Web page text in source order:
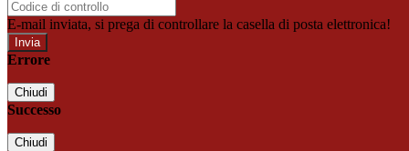
E-mail inviata, si prega di controllare la casella di posta elettronica!
Errore
Chiudi
Successo
Chiudi